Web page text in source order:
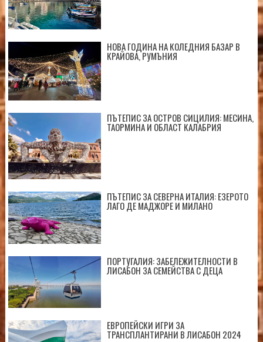
НОВА ГОДИНА НА КОЛЕДНИЯ БАЗАР В
КРАЙОВА, РУМЪНИЯ
ПЪТЕПИС ЗА ОСТРОВ СИЦИЛИЯ: МЕСИНА,
ТАОРМИНА И ОБЛАСТ КАЛАБРИЯ
ПЪТЕПИС ЗА СЕВЕРНА ИТАЛИЯ: ЕЗЕРОТО
ЛАГО ДЕ МАДЖОРЕ И МИЛАНО
ПОРТУГАЛИЯ: ЗАБЕЛЕЖИТЕЛНОСТИ В
ЛИСАБОН ЗА СЕМЕЙСТВА С ДЕЦА
ЕВРОПЕЙСКИ ИГРИ ЗА
ТРАНСПЛАНТИРАНИ В ЛИСАБОН 2024